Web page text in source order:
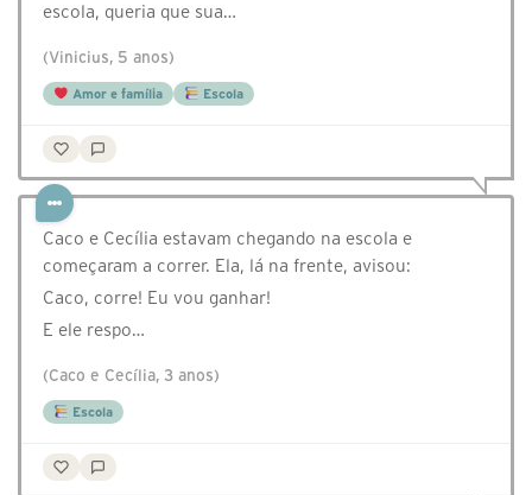
escola, queria que sua…
(Vinicius, 5 anos)
Amor e família Escola
Caco e Cecília estavam chegando na escola e
começaram a correr. Ela, lá na frente, avisou:
Caco, corre! Eu vou ganhar!
E ele respo…
(Caco e Cecília, 3 anos)
Escola